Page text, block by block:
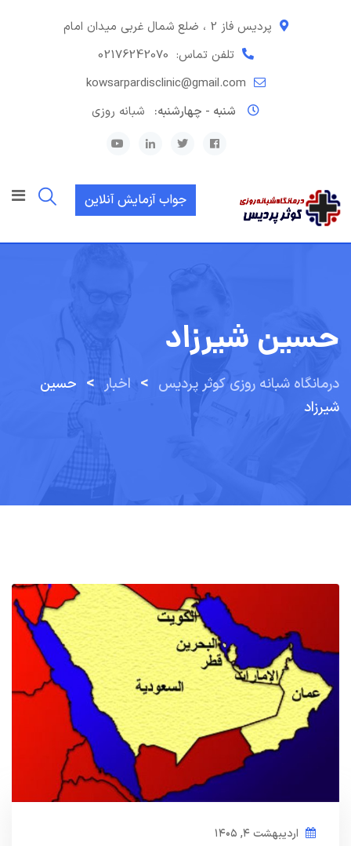
پردیس فاز 2 ، ضلع شمال غربی میدان امام
تلفن تماس: 02176242070
kowsarpardisclinic@gmail.com
شنبه - چهارشنبه:
شبانه روزی
جواب آزمایش آنلاین
حسین شیرزاد
درمانگاه شبانه روزی کوثر پردیس > اخبار > حسین
شیرزاد
اردیبهشت ۴, ۱۴۰۵